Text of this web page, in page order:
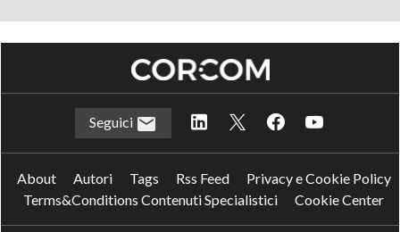
Seguici
About Autori Tags Rss Feed
Privacy e Cookie Policy
Terms&Conditions Contenuti Specialistici
Cookie Center